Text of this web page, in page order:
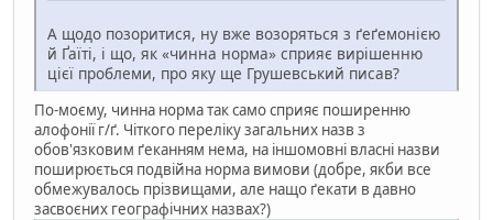
А щодо позоритися, ну вже возоряться з ґеґемонією
й Ґаїті, і що, як «чинна норма» сприяє вирішенню
цієї проблеми, про яку ще Грушевський писав?
По-моєму, чинна норма так само сприяє поширенню
алофонії г/ґ. Чіткого переліку загальних назв з
обов'язковим ґеканням нема, на іншомовні власні назви
поширюється подвійна норма вимови (добре, якби все
обмежувалось прізвищами, але нащо ґекати в давно
засвоєних географічних назвах?)